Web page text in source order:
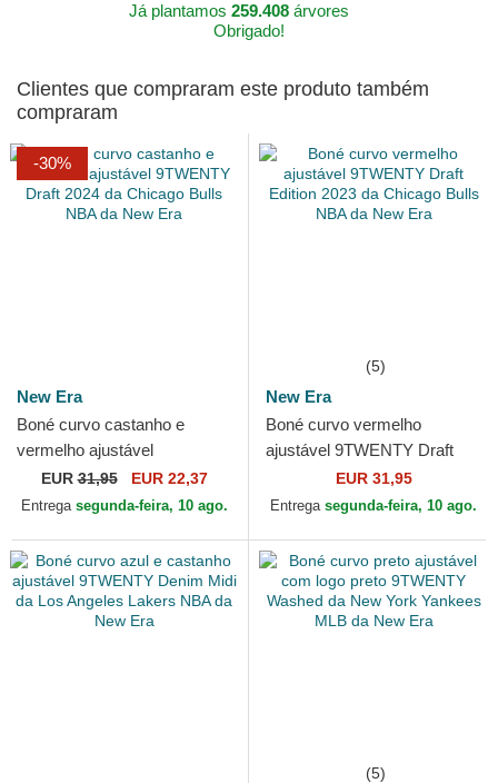
Já plantamos 259.408árvores
Obrigado!
Clientes que compraram este produto também
compraram
-30%
New Era
Boné curvo castanho e
vermelho ajustável
9TWENTY Draft 2024 da
Chicago Bulls NBA da New
EUR31,95 EUR 22,37
Entrega segunda-feira, 10 ago.
(5)
New Era
Boné curvo vermelho
ajustável 9TWENTY Draft
Edition 2023 da Chicago Bulls
NBA da New Era
EUR 31,95
Entrega segunda-feira, 10 ago.
(5)